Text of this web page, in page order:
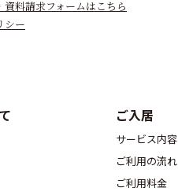
資料請求フォームはこちら
シー
ご入居
サービス内容
ご利用の流れ
ご利用料金